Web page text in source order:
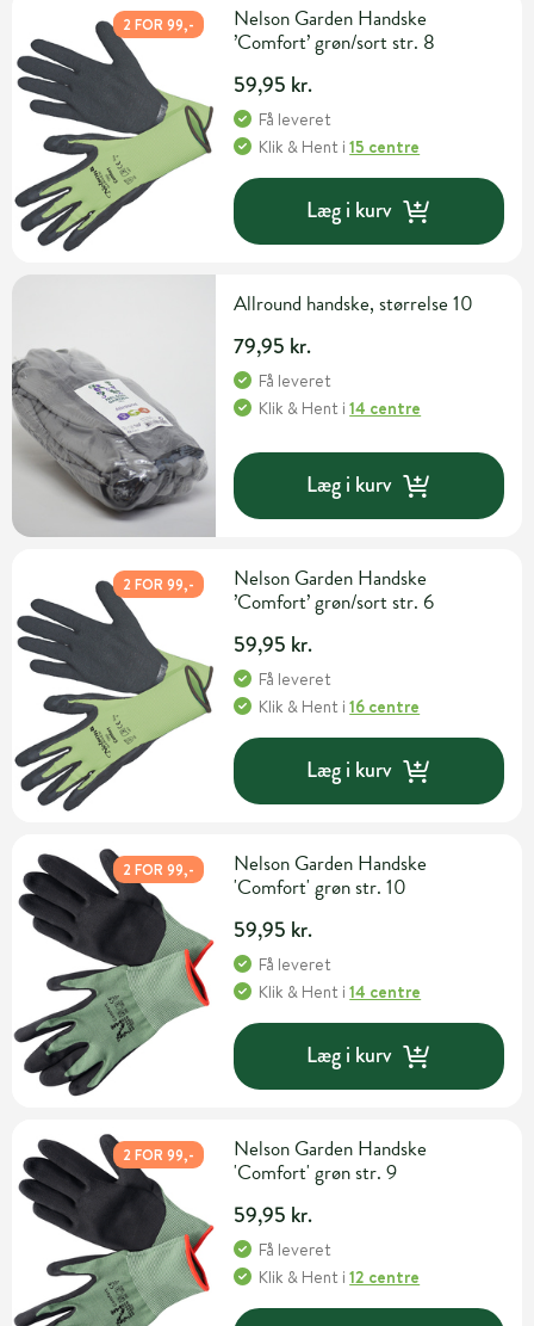
2 FOR 99,-
Nelson Garden Handske
’Comfort’ grøn/sort str. 8
59,95 kr.
Få leveret
Klik & Hent i15 centre
Læg i kurv
Allround handske, størrelse 10
79,95 kr.
Få leveret
Klik & Hent i14 centre
Læg i kurv
2 FOR 99,-
Nelson Garden Handske
’Comfort’ grøn/sort str. 6
59,95 kr.
Få leveret
Klik & Hent i16 centre
Læg i kurv
2 FOR 99,-
Nelson Garden Handske
'Comfort' grøn str. 10
59,95 kr.
Få leveret
Klik & Hent i14 centre
Læg i kurv
2 FOR 99,-
Nelson Garden Handske
'Comfort' grøn str. 9
59,95 kr.
Få leveret
Klik & Hent i12 centre